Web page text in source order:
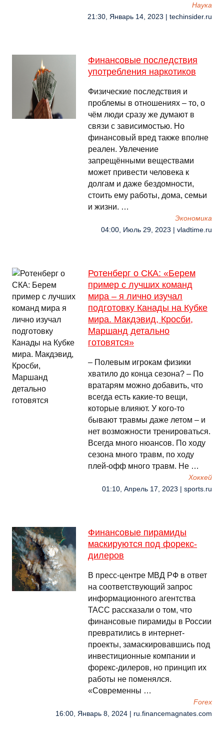
Наука
21:30, Январь 14, 2023 | techinsider.ru
Финансовые последствия
употребления наркотиков
Физические последствия и
проблемы в отношениях – то, о
чём люди сразу же думают в
связи с зависимостью. Но
финансовый вред также вполне
реален. Увлечение
запрещёнными веществами
может привести человека к
долгам и даже бездомности,
стоить ему работы, дома, семьи
и жизни. …
Экономика
04:00, Июль 29, 2023 | vladtime.ru
Ротенберг о СКА: «Берем
пример с лучших команд
мира – я лично изучал
подготовку Канады на Кубке
мира. Макдэвид, Кросби,
Маршанд детально
готовятся»
– Полевым игрокам физики
хватило до конца сезона? – По
вратарям можно добавить, что
всегда есть какие-то вещи,
которые влияют. У кого-то
бывают травмы даже летом – и
нет возможности тренироваться.
Всегда много нюансов. По ходу
сезона много травм, по ходу
плей-офф много травм. Не …
Хоккей
01:10, Апрель 17, 2023 | sports.ru
Финансовые пирамиды
маскируются под форекс-
дилеров
В пресс-центре МВД РФ в ответ
на соответствующий запрос
информационного агентства
ТАСС рассказали о том, что
финансовые пирамиды в России
превратились в интернет-
проекты, замаскировавшись под
инвестиционные компании и
форекс-дилеров, но принцип их
работы не поменялся.
«Современны …
Forex
16:00, Январь 8, 2024 | ru.financemagnates.com